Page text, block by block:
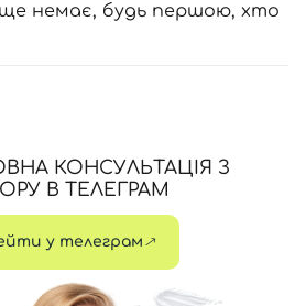
ще немає, будь першою, хто
КОНСУЛЬТАЦІЯ З
В ТЕЛЕГРАМ
у телеграм